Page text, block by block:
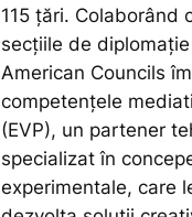
115 țări. Colaborând
secțiile de
American Councils
competențele
(EVP), un partener
specializat în
experimentale, care